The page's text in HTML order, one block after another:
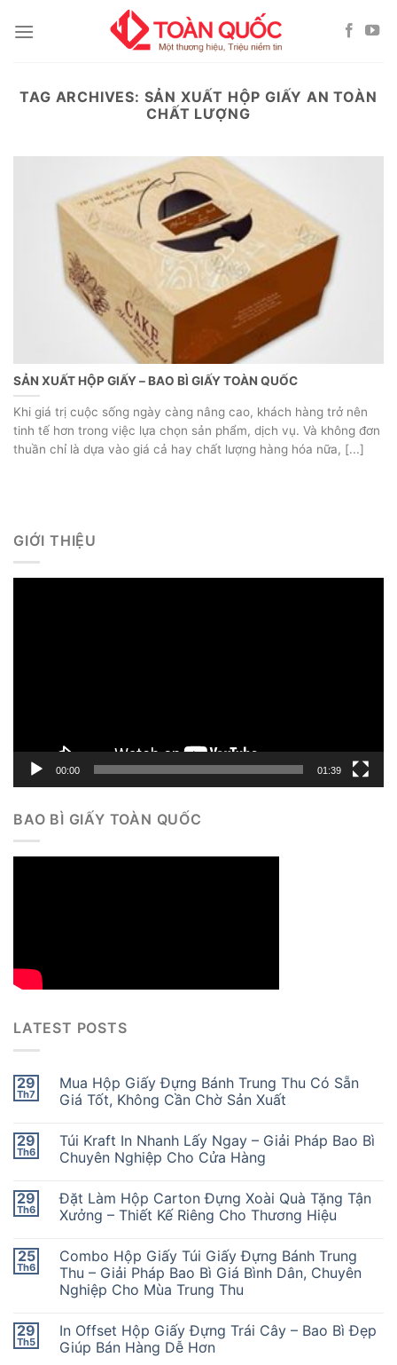
TAG ARCHIVES: SẢN XUẤT HỘP GIẤY AN TOÀN
CHẤT LƯỢNG
SẢN XUẤT HỘP GIẤY – BAO BÌ GIẤY TOÀN QUỐC
Khi giá trị cuộc sống ngày càng nâng cao, khách hàng trở nên
tinh tế hơn trong việc lựa chọn sản phẩm, dịch vụ. Và không đơn
thuần chỉ là dựa vào giá cả hay chất lượng hàng hóa nữa, [...]
GIỚI THIỆU
00:00 01:39
BAO BÌ GIẤY TOÀN QUỐC
LATEST POSTS
29
Th7
Mua Hộp Giấy Đựng Bánh Trung Thu Có Sẵn
Giá Tốt, Không Cần Chờ Sản Xuất
29
Th6
Túi Kraft In Nhanh Lấy Ngay – Giải Pháp Bao Bì
Chuyên Nghiệp Cho Cửa Hàng
29
Th6
Đặt Làm Hộp Carton Đựng Xoài Quà Tặng Tận
Xưởng – Thiết Kế Riêng Cho Thương Hiệu
25
Th6
Combo Hộp Giấy Túi Giấy Đựng Bánh Trung
Thu – Giải Pháp Bao Bì Giá Bình Dân, Chuyên
Nghiệp Cho Mùa Trung Thu
29
Th5
In Offset Hộp Giấy Đựng Trái Cây – Bao Bì Đẹp
Giúp Bán Hàng Dễ Hơn